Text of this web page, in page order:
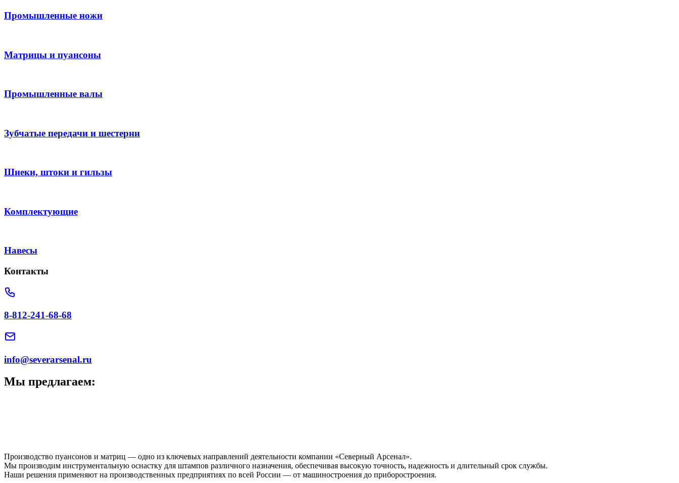
Промышленные ножи
Матрицы и пуансоны
Промышленные валы
Зубчатые передачи и шестерни
Шнеки, штоки и гильзы
Комплектующие
Навесы
Контакты
8-812-241-68-68
info@severarsenal.ru
Мы предлагаем:
Производство пуансонов и матриц — одно из ключевых направлений деятельности компании «Северный Арсенал».
Мы производим инструментальную оснастку для штампов различного назначения, обеспечивая высокую точность, надежность и длительный срок службы.
Наши решения применяют на производственных предприятиях по всей России — от машиностроения до приборостроения.